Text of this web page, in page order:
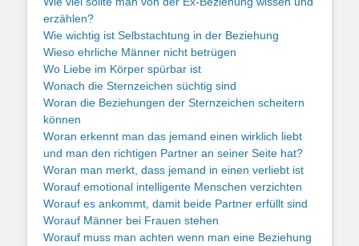
erzählen?
Wie wichtig ist Selbstachtung in der Beziehung
Wieso ehrliche Männer nicht betrügen
Wo Liebe im Körper spürbar ist
Wonach die Sternzeichen süchtig sind
Woran die Beziehungen der Sternzeichen scheitern
können
Woran erkennt man das jemand einen wirklich liebt
und man den richtigen Partner an seiner Seite hat?
Woran man merkt, dass jemand in einen verliebt ist
Worauf emotional intelligente Menschen verzichten
Worauf es ankommt, damit beide Partner erfüllt sind
Worauf Männer bei Frauen stehen
Worauf muss man achten wenn man eine Beziehung